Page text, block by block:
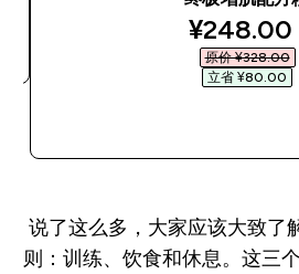
¥248.00‎
原价 ¥328.00‎
立省 ¥80.00‎
说了这么多，大家应该大致了
则：训练、饮食和休息。这三